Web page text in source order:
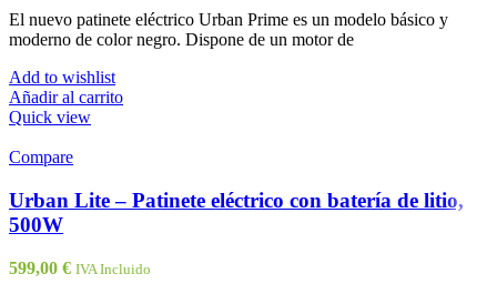
El nuevo patinete eléctrico Urban Prime es un modelo básico y
moderno de color negro. Dispone de un motor de
Add to wishlist
Añadir al carrito
Quick view
Compare
Urban Lite – Patinete eléctrico con batería de litio,
500W
599,00 € IVA Incluido